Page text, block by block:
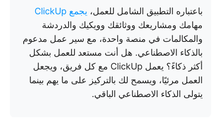
باعتباره التطبيق الشامل للعمل، يجمع ClickUp
مهامك ومشاريعك ووثائقك وويكيك والدردشة
والمكالمات في منصة واحدة، مع سير عمل مدعوم
بالذكاء الاصطناعي. هل أنت مستعد للعمل بشكل
أكثر ذكاءً؟ يعمل ClickUp مع كل فريق، ويجعل
العمل مرئيًا، ويسمح لك بالتركيز على ما يهم بينما
يتولى الذكاء الاصطناعي الباقي.